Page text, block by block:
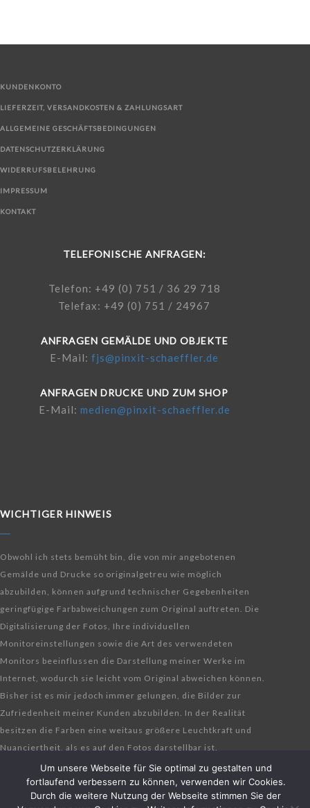
KUNDENKONTO
LIEFERZEIT, VERSANDKOSTEN & ZAHLUNGSART
ALLGEMEINE GESCHÄFTSBEDINGUNGEN
DATENSCHUTZERKLÄRUNG
WIDERRUFSBELEHRUNG
IMPRESSUM
KONTAKT
TELEFONISCHE ANFRAGEN:
Telefon: +49 (0) 751 / 36 29 718
Telefax: +49 (0) 751 / 24967
ANFRAGEN GEMÄLDE UND OBJEKTE
E-Mail: fjs@pinxit-schaeffler.de
ANFRAGEN DRUCKE UND ZUM SHOP
E-Mail: medien@pinxit-schaeffler.de
WICHTIGER HINWEIS
Obwohl ich stets bemüht bin, die von mir angebotenen
Gemälde und Drucke so originalgetreu wie möglich
abzubilden, können aufgrund technischer Gegebenheiten
geringfügige Farbabweichungen zum Original auftreten. Die
Digitalisierung der Fotos, Ihre individuellen
Monitoreinstellungen sowie die Art des verwendeten
Monitors beeinflussen die Darstellung meiner Werke im
Internet, wodurch sie leicht vom Original abweichen können.
Bisher ist es mir jedoch immer gelungen, die Bilder zur
Zufriedenheit meiner Kunden abzubilden. In der Realität
besitzen die Farben eine weitaus größere Leuchtkraft und
Nuanciertheit, als es auf den Fotos darstellbar ist.
Um unsere Webseite für Sie optimal zu gestalten und
fortlaufend verbessern zu können, verwenden wir Cookies.
Durch die weitere Nutzung der Webseite stimmen Sie der